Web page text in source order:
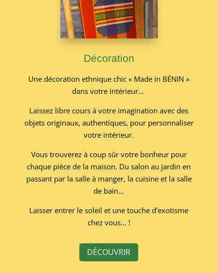
Décoration
Une décoration ethnique chic « Made in BÉNIN »
dans votre intérieur…
Laissez libre cours à votre imagination avec des
objets originaux, authentiques, pour personnaliser
votre intérieur.
Vous trouverez à coup sûr votre bonheur pour
chaque pièce de la maison. Du salon au jardin en
passant par la salle à manger, la cuisine et la salle
de bain…
Laisser entrer le soleil et une touche d’exotisme
chez vous… !
DÉCOUVRIR